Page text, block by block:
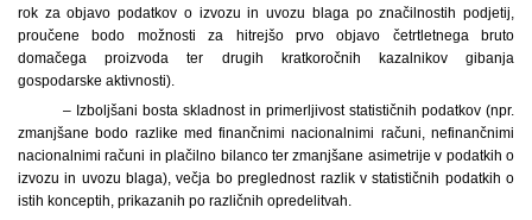
rok za objavo podatkov o izvozu in uvozu blaga po značilnostih podjetij,
proučene bodo možnosti za hitrejšo prvo objavo četrtletnega bruto
domačega proizvoda ter drugih kratkoročnih kazalnikov gibanja
gospodarske aktivnosti).
– Izboljšani bosta skladnost in primerljivost statističnih podatkov (npr.
zmanjšane bodo razlike med finančnimi nacionalnimi računi, nefinančnimi
nacionalnimi računi in plačilno bilanco ter zmanjšane asimetrije v podatkih o
izvozu in uvozu blaga), večja bo preglednost razlik v statističnih podatkih o
istih konceptih, prikazanih po različnih opredelitvah.